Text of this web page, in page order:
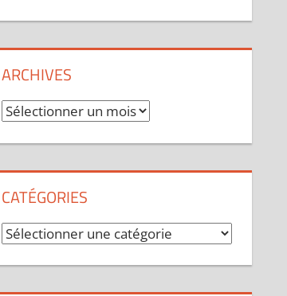
ARCHIVES
Archives
CATÉGORIES
Catégories